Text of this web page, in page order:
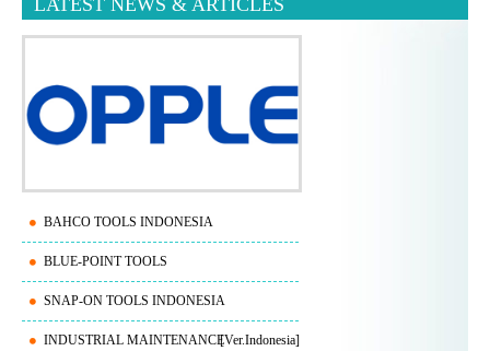
LATEST NEWS & ARTICLES
BAHCO TOOLS INDONESIA
BLUE-POINT TOOLS
SNAP-ON TOOLS INDONESIA
INDUSTRIAL MAINTENANCE[Ver.Indonesia]